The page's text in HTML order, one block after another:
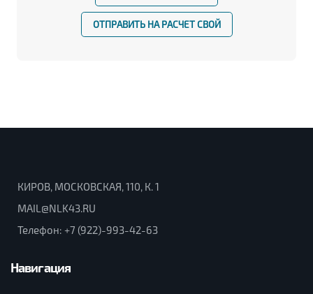
ОТПРАВИТЬ НА РАСЧЕТ СВОЙ
КИРОВ, МОСКОВСКАЯ, 110, К. 1
MAIL@NLK43.RU
Телефон: +7 (922)-993-42-63
Навигация